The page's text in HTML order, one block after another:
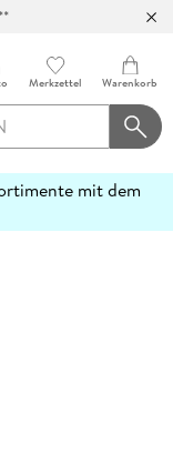
Merkzettel Warenkorb
mit dem